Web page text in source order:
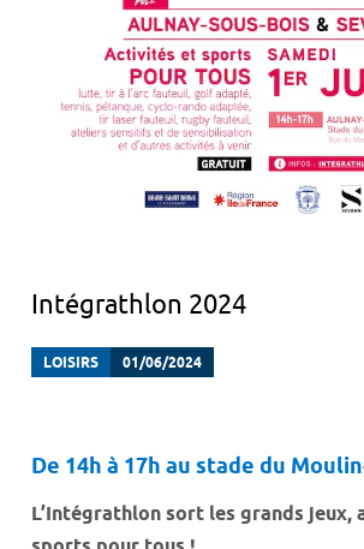
Intégrathlon 2024
LOISIRS 01/06/2024
De 14h à 17h au stade du
L’Intégrathlon sort les grands jeux,